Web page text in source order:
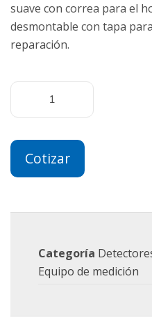
suave con correa para el
desmontable con tapa
reparación.
Cotizar
Categoría
Equipo de medición